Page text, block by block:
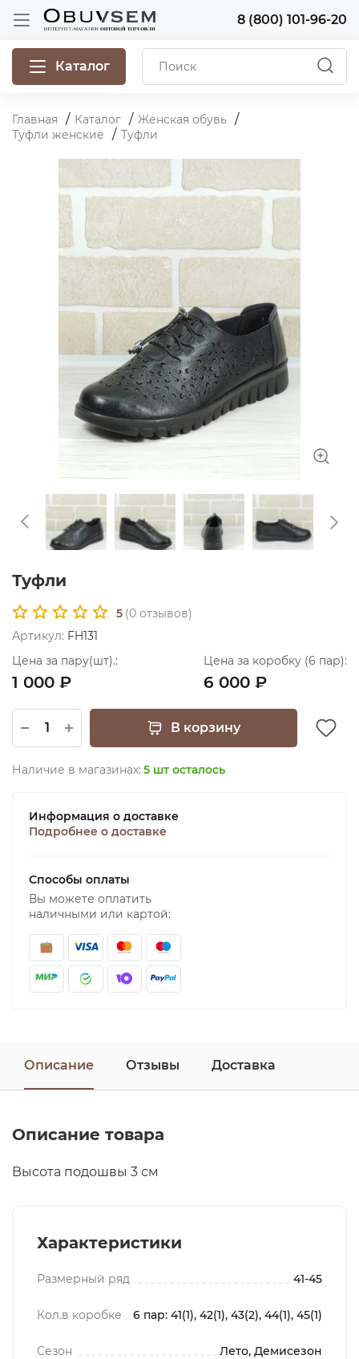
8 (800) 101-96-20
Каталог
Главная Каталог
Женская обувь
Туфли женские
Туфли
Туфли
5 (0 отзывов)
Артикул: FH131
Цена за пару(шт).:
1 000 ₽
Цена за коробку (6 пар):
6 000 ₽
В корзину
Наличие в магазинах: 5 шт осталось
Информация о доставке
Подробнее о доставке
Способы оплаты
Вы можете оплатить
наличными или картой:
Описание Отзывы Доставка
Описание товара
Высота подошвы 3 см
Характеристики
Размерный ряд 41-45
Кол.в коробке 6 пар: 41(1), 42(1), 43(2), 44(1), 45(1)
Сезон Лето, Демисезон